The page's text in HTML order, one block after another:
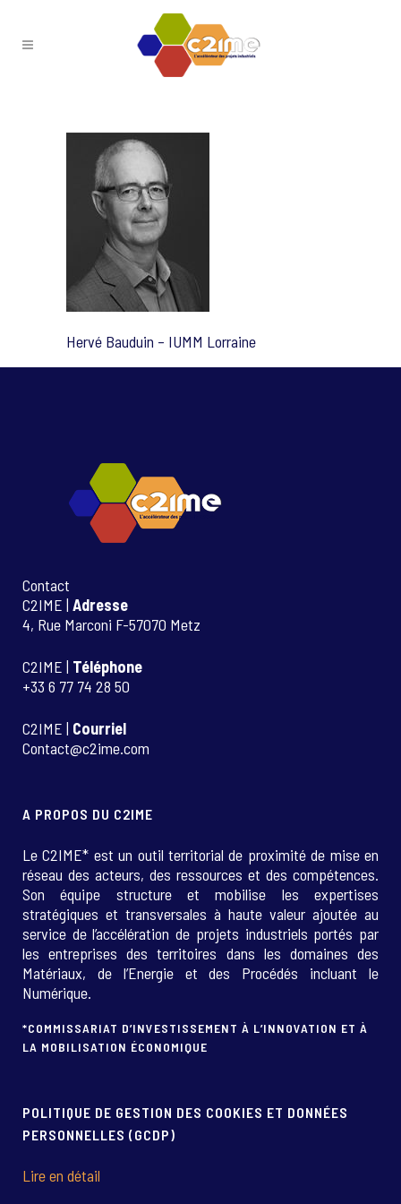
Hervé Bauduin – IUMM Lorraine
Contact
C2IME | Adresse
4, Rue Marconi F-57070 Metz
C2IME | Téléphone
+33 6 77 74 28 50
C2IME | Courriel
Contact@c2ime.com
A PROPOS DU C2IME
Le C2IME* est un outil territorial de proximité de mise en
réseau des acteurs, des ressources et des compétences.
Son équipe structure et mobilise les expertises
stratégiques et transversales à haute valeur ajoutée au
service de l’accélération de projets industriels portés par
les entreprises des territoires dans les domaines des
Matériaux, de l’Energie et des Procédés incluant le
Numérique.
*COMMISSARIAT D’INVESTISSEMENT À L’INNOVATION ET À
LA MOBILISATION ÉCONOMIQUE
POLITIQUE DE GESTION DES COOKIES ET DONNÉES
PERSONNELLES (GCDP)
Lire en détail